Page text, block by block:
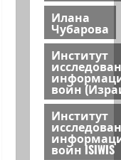
Илана
Чубарова
Институт
войн
Институт
войн ISIWIS